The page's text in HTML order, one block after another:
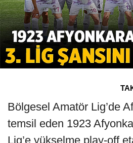
Bölgesel Amatör Lig’de
temsil eden 1923
Lig’e yükselme play-off